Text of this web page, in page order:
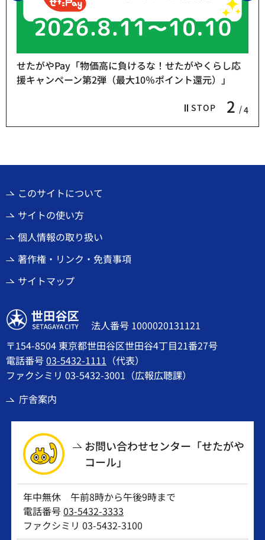
STOP 2 4
せたがやPay「物価高に負けるな！せたがやくらし応
援キャンペーン第2弾（最大10％ポイント還元）」
このサイトについて
サイトの使い方
個人情報の取り扱い
著作権・リンク・免責事項
サイトマップ
世田谷区
法人番号 1000020131121
〒154-8504 東京都世田谷区世田谷4丁目21番27号
電話番号03-5432-1111 （代表）
ファクシミリ 03-5432-3001（広報広聴課）
庁舎案内
お問い合わせセンター「せたがや
コール」
年中無休 午前8時から午後9時まで
電話番号03-5432-3333
ファクシミリ 03-5432-3100